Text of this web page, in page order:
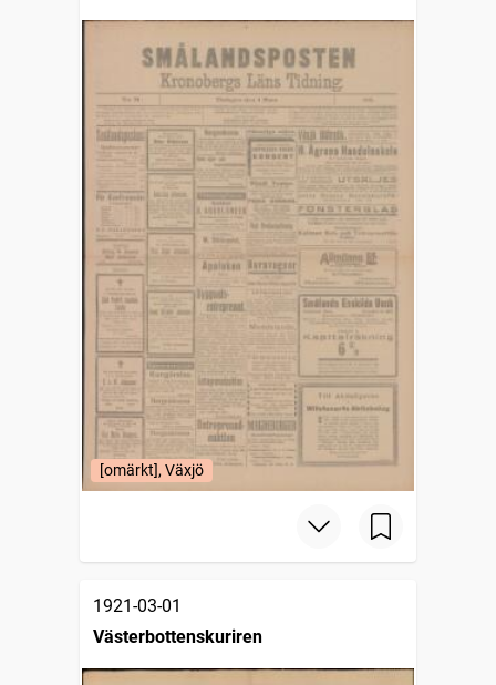
[omärkt], Växjö
1921-03-01
Västerbottenskuriren